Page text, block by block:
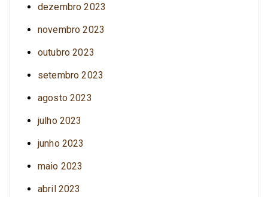
dezembro 2023
novembro 2023
outubro 2023
setembro 2023
agosto 2023
julho 2023
junho 2023
maio 2023
abril 2023